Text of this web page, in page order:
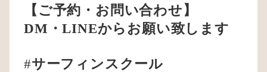
【ご予約・お問い合わせ】
DM・LINEからお願い致します
#サーフィンスクール